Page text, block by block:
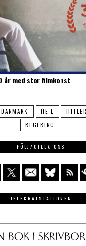
år med stor filmkonst
DANMARK HEIL HITLER
REGERING
FÖLJ/GILLA OSS
TELEGRAFSTATIONEN